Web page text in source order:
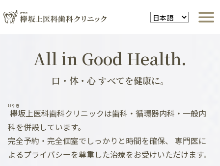
All in Good Health.
口・体・心 すべてを健康に。
欅
けやき
坂上医科歯科クリニックは歯科・循環器内科・一般内
科を併設しています。
完全予約・完全個室でしっかりと時間を確保、
よるプライバシーを尊重した治療をお受けいただけます。